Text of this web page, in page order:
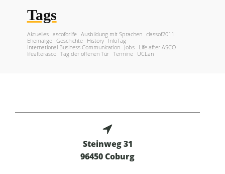
Tags
Aktuelles ascoforlife Ausbildung mit Sprachen
classof2011
Ehemalige
Geschichte History
InfoTag
International Business Communication
Jobs
Life after ASCO
lifeafterasco
Tag der offenen Tür Termine UCLan
Steinweg 31
96450 Coburg